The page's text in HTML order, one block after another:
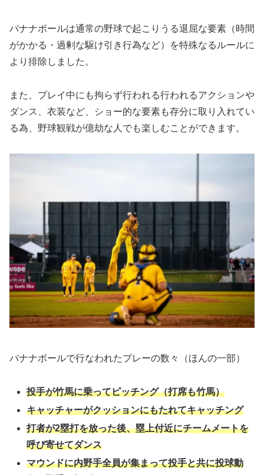
バナナボールは通常の野球で起こりうる退屈な要素（時間
がかかる・過剰な駆け引き行為など）を特殊なるルールに
より排除しました。
また、プレイ中にも拘らず行われる行われるアクションや
ダンス、衣装など、ショー的な要素も存分に取り入れてい
る為、野球観戦が億劫な人でも楽しむことができます。
バナナボールで行なわれたプレーの数々（ほんの一部）
投手が竹馬に乗ってピッチング（打席も竹馬）
キャッチャーがクッションにもたれてキャッチング
打者が2塁打を放った後、塁上付近にチームメートを
呼び寄せてダンス
マウンドに内野手全員が集まって投手と共に投球動